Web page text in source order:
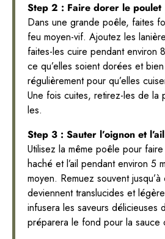
Step 2 : Faire dorer le poulet
Dans une grande poêle, faites
feu moyen-vif. Ajoutez les
faites-les cuire pendant environ
ce qu’elles soient dorées et
régulièrement pour qu’elles
Une fois cuites, retirez-les de la
les.
Step 3 : Sauter l’oignon et l’ail
Utilisez la même poêle pour faire
haché et l’ail pendant environ 5
moyen. Remuez souvent
deviennent translucides et
infusera les saveurs délicieuses
préparera le fond pour la sauce